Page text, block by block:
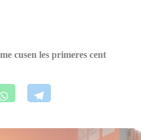
cusen les primeres cent